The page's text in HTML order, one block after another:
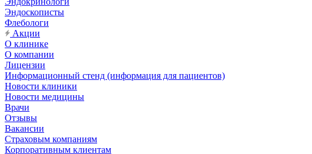
Эндоскописты
Флебологи
Акции
О клинике
О компании
Лицензии
Информационный стенд (информация для пациентов)
Новости клиники
Новости медицины
Врачи
Отзывы
Вакансии
Страховым компаниям
Корпоративным клиентам